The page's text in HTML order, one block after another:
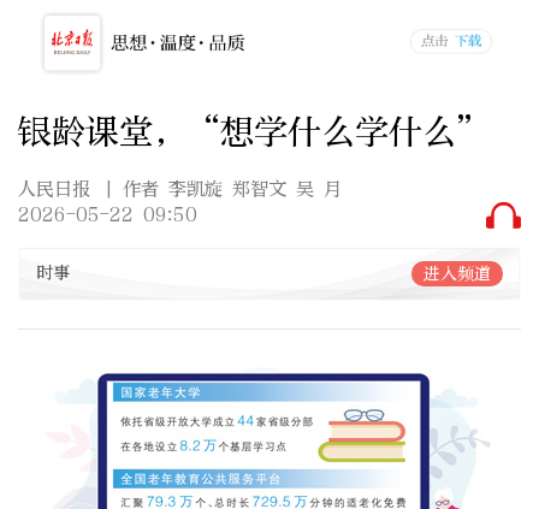
银龄课堂，“想学什么学什么”
人民日报
| 作者 李凯旋 郑智文 吴 月
2026-05-22 09:50
时事 进入频道